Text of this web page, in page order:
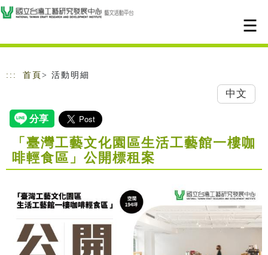
跳到主要內容
網站導覽
::: 首頁 > 活動明細
中文
「臺灣工藝文化園區生活工藝館一樓咖
啡輕食區」公開標租案